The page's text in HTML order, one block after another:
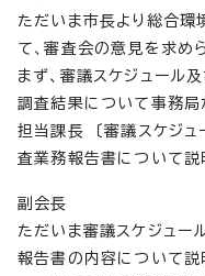
ただいま市長より総合環
て、審査会の意見を求め
まず、審議スケジュール
調査結果について事務局
担当課長 〔審議スケジュ
査業務報告書について説
副会長
ただいま審議スケジュー
報告書の内容について説